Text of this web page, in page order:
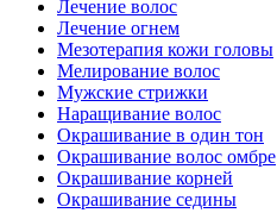
Лечение волос
Лечение огнем
Мезотерапия кожи головы
Мелирование волос
Мужские стрижки
Наращивание волос
Окрашивание в один тон
Окрашивание волос омбре
Окрашивание корней
Окрашивание седины